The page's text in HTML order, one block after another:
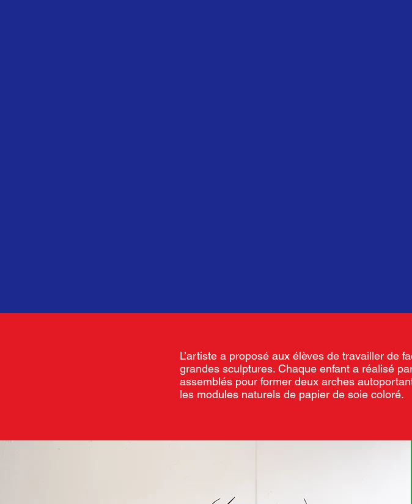
L’artiste a proposé aux élèves de travailler de
grandes sculptures. Chaque enfant a réalisé
assemblés pour former deux arches
les modules naturels de papier de soie coloré.